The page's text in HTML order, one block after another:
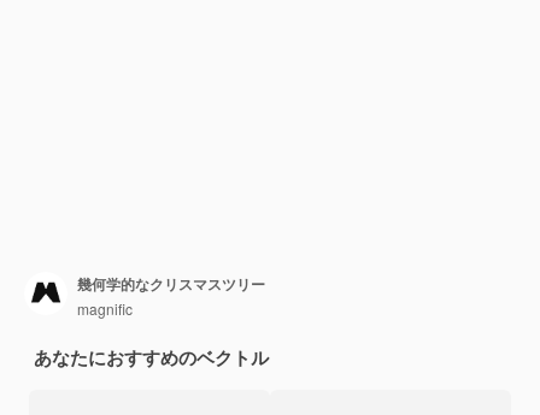
幾何学的なクリスマスツリー
magnific
あなたにおすすめのベクトル